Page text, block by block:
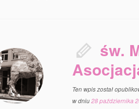
św.
Ten wpis został
w dniu28 października